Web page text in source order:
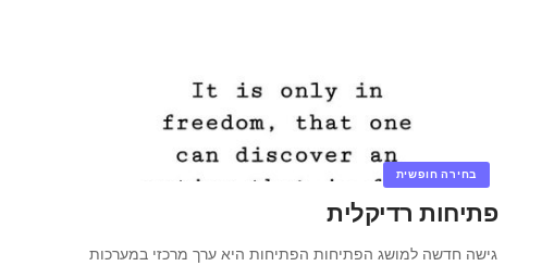
בחירה חופשית
פתיחות רדיקלית
גישה חדשה למושג הפתיחות הפתיחות היא ערך מרכזי במערכות